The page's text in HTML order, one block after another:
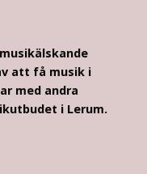
att få musik i
med andra
i Lerum.